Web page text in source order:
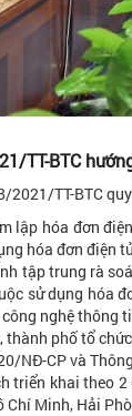
TT-BTC
2021/TT-BTC
lập hóa đơn
hóa đơn điện
tập trung rà
sử dụng hóa
nghệ thông
thành phố tổ
NĐ-CP và
triển khai theo
Minh, Hải